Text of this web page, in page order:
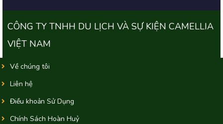
CÔNG TY TNHH DU LỊCH VÀ SỰ KIỆN CAMELLIA
VIỆT NAM
Về chúng tôi
Liên hệ
Điều khoản Sử Dụng
Chính Sách Hoàn Huỷ